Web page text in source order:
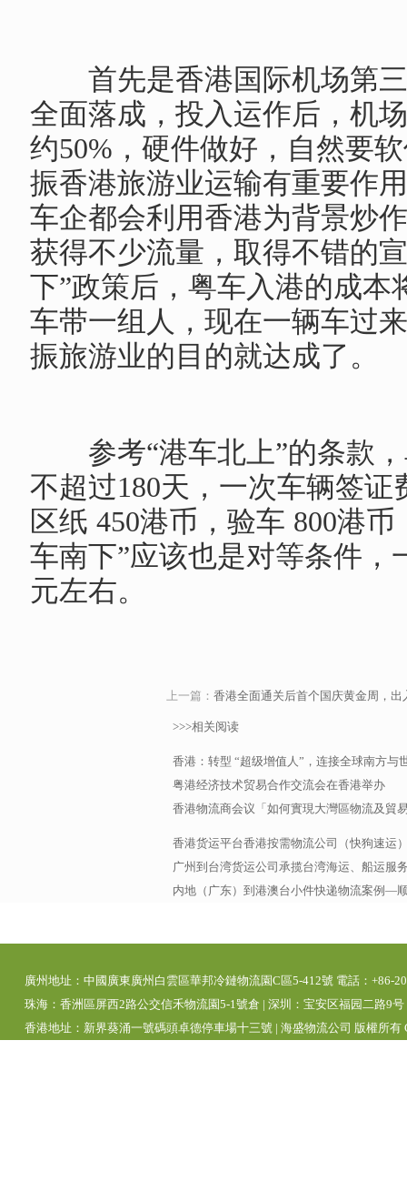
全面落成，投入运作后，机
约50%，硬件做好，自然要
振香港旅游业运输有重要作
车企都会利用香港为背景炒
获得不少流量，取得不错的
下”政策后，粤车入港的成本
车带一组人，现在一辆车过
振旅游业的目的就达成了。
不超过180天，一次车辆签证
区纸 450港币，验车 800港
车南下”应该也是对等条件，
元左右。
上一篇： 香港全面通关后首个国庆黄金周，出
>>>相关阅读
香港：转型 “超级增值人”，连接全球南方与
粤港经济技术贸易合作交流会在香港举办
香港物流商会议「如何實現大灣區物流及貿
香港货运平台香港按需物流公司（快狗速运
广州到台湾货运公司承揽台湾海运、船运服
内地（广东）到港澳台小件快递物流案例—
廣州地址：中國廣東廣州白雲區華邦冷鏈物流園C區5-412號 電話：+86-
珠海：香洲區屏西2路公交信禾物流園5-1號倉 | 深圳：宝安区福园二路9
香港地址：新界葵涌一號碼頭卓德停車場十三號 | 海盛物流公司 版權所有